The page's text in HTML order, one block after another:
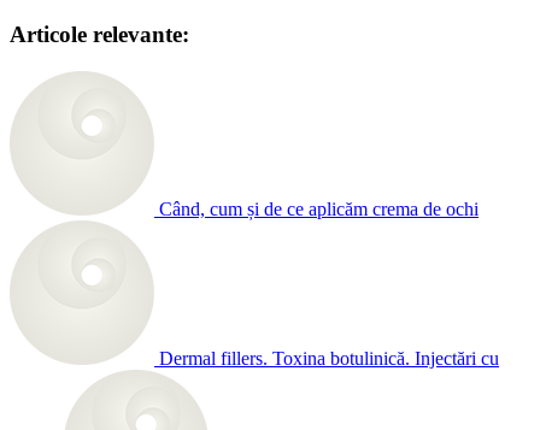
Articole relevante:
Când, cum și de ce aplicăm crema de ochi
Dermal fillers. Toxina botulinică. Injectări cu